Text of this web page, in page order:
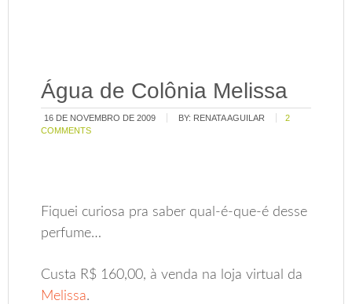
Água de Colônia Melissa
16 DE NOVEMBRO DE 2009 BY: RENATA AGUILAR
2
COMMENTS
Fiquei curiosa pra saber qual-é-que-é desse
perfume…
Custa R$ 160,00, à venda na loja virtual da
Melissa.